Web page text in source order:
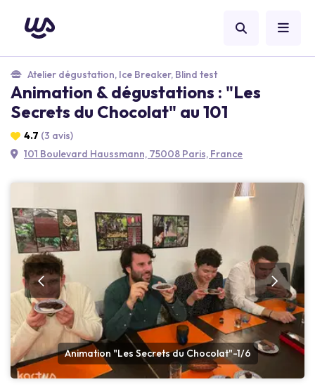
Atelier dégustation, Ice Breaker, Blind test
Animation & dégustations : "Les
Secrets du Chocolat" au 101
4.7 (3 avis)
101 Boulevard Haussmann, 75008 Paris, France
Animation "Les Secrets du Chocolat"-1/6